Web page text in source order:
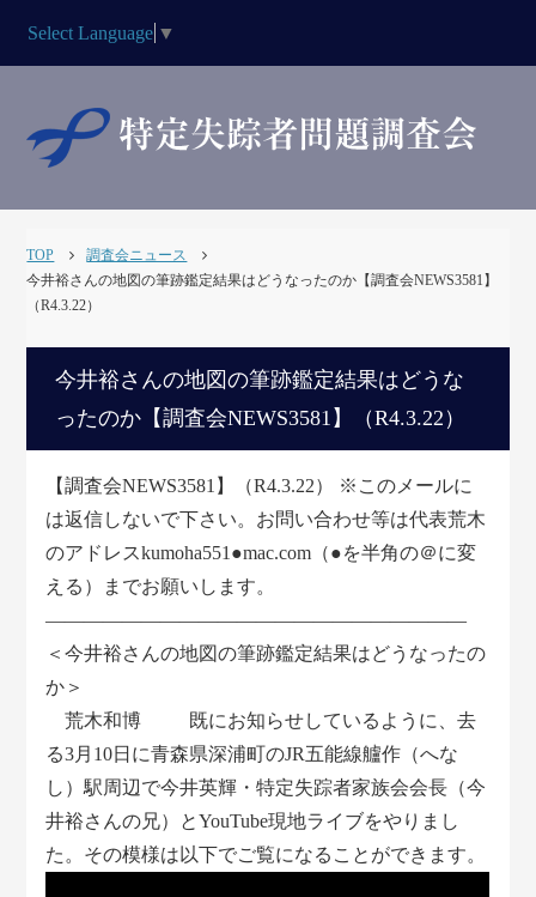
Select Language ▼
TOP
調査会ニュース
今井裕さんの地図の筆跡鑑定結果はどうなったのか【調査会NEWS3581】
（R4.3.22）
今井裕さんの地図の筆跡鑑定結果はどうな
ったのか【調査会NEWS3581】（R4.3.22）
【調査会NEWS3581】（R4.3.22） ※このメールに
は返信しないで下さい。お問い合わせ等は代表荒木
のアドレスkumoha551●mac.com（●を半角の＠に変
える）までお願いします。
――――――――――――――――――――――
＜今井裕さんの地図の筆跡鑑定結果はどうなったの
か＞
荒木和博 既にお知らせしているように、去
る3月10日に青森県深浦町のJR五能線艫作（へな
し）駅周辺で今井英輝・特定失踪者家族会会長（今
井裕さんの兄）とYouTube現地ライブをやりまし
た。その模様は以下でご覧になることができます。